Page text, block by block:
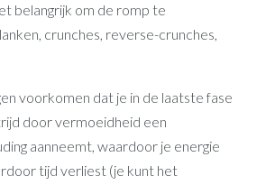
belangrijk om de romp te
crunches, reverse-crunches,
voorkomen dat je in de laatste fase
door vermoeidheid een
aanneemt, waardoor je energie
tijd verliest (je kunt het